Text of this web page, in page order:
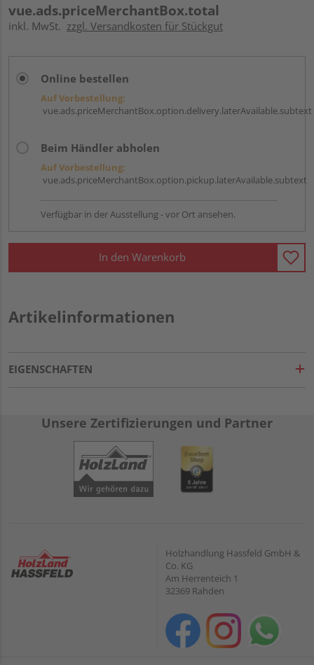
vue.ads.priceMerchantBox.total
inkl. MwSt. zzgl. Versandkosten für Stückgut
Online bestellen
Auf Vorbestellung:
vue.ads.priceMerchantBox.option.delivery.laterAvailable.subtext
Beim Händler abholen
Auf Vorbestellung:
vue.ads.priceMerchantBox.option.pickup.laterAvailable.subtext
Verfügbar in der Ausstellung - vor Ort ansehen.
In den Warenkorb
Artikelinformationen
EIGENSCHAFTEN
Unsere Zertifizierungen und Partner
Holzhandlung Hassfeld GmbH &
Co. KG
Am Herrenteich 1
32369 Rahden